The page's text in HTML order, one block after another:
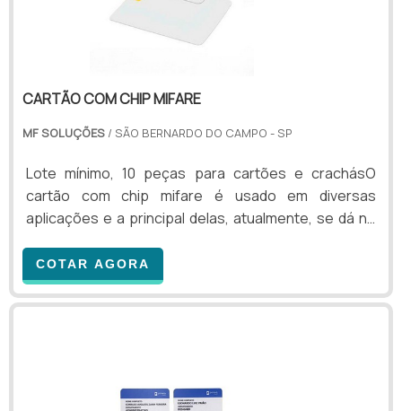
CARTÃO COM CHIP MIFARE
MF SOLUÇÕES / SÃO BERNARDO DO CAMPO - SP
Lote mínimo, 10 peças para cartões e crachásO
cartão com chip mifare é usado em diversas
aplicações e a principal delas, atualmente, se dá no
estabelecimento. Ou seja, os cartões são capazes
de melhorar a segurança do local, colhendo
informações sobre todas as pessoas que visitam o
funcionários e visitantes cheguem ao ambi.
COTAR AGORA